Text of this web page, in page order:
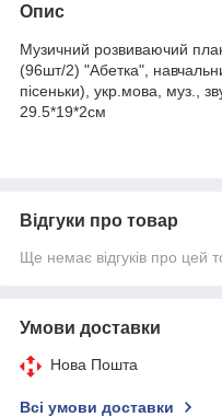
Опис
Музичний розвиваючий
(96шт/2) "Абетка",
пісеньки), укр.мова, муз.,
29.5*19*2см
Відгуки про товар
Ще немає відгуків про цей
Умови доставки
Нова Пошта
Всі умови доставки